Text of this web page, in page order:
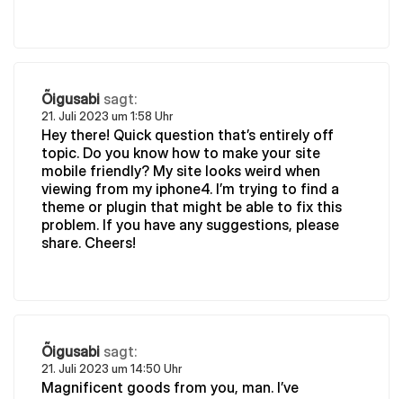
Õigusabi sagt:
21. Juli 2023 um 1:58 Uhr
Hey there! Quick question that’s entirely off
topic. Do you know how to make your site
mobile friendly? My site looks weird when
viewing from my iphone4. I’m trying to find a
theme or plugin that might be able to fix this
problem. If you have any suggestions, please
share. Cheers!
Õigusabi sagt:
21. Juli 2023 um 14:50 Uhr
Magnificent goods from you, man. I’ve